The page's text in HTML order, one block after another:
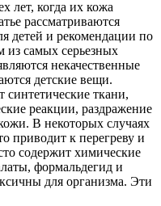
лет, когда их кожа
рассматриваются
детей и рекомендации по
из самых серьезных
некачественные
детские вещи.
ткани,
реакции, раздражение
В некоторых случаях
приводит к перегреву и
содержит химические
формальдегид и
для организма. Эти